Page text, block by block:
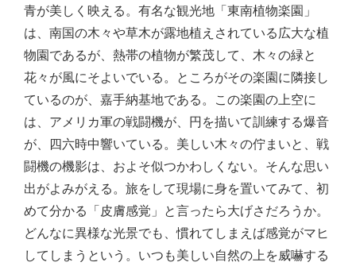
青が美しく映える。有名な観光地「東南植物楽園」
は、南国の木々や草木が露地植えされている広大な植
物園であるが、熱帯の植物が繁茂して、木々の緑と
花々が風にそよいでいる。ところがその楽園に隣接し
ているのが、嘉手納基地である。この楽園の上空に
は、アメリカ軍の戦闘機が、円を描いて訓練する爆音
が、四六時中響いている。美しい木々の佇まいと、戦
闘機の機影は、およそ似つかわしくない。そんな思い
出がよみがえる。旅をして現場に身を置いてみて、初
めて分かる「皮膚感覚」と言ったら大げさだろうか。
どんなに異様な光景でも、慣れてしまえば感覚がマヒ
してしまうという。いつも美しい自然の上を威嚇する